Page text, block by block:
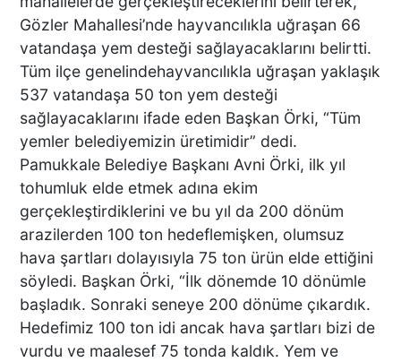
İŞYERLERİNDE ARAMA
YAPILIYOR
KEKİK ÜRETİCİLERİNİN
UMUDU ALTUNTAŞ
BAHARAT ŞENLİKTE DE
YANLARINDAYDI
İKİ KADINA KURŞUN
YAĞDIRAN ŞÜPHELİNİN
KAÇIŞ ANLARI ORTAYA
ÇIKTI
TÜRKİYE BU SÖZLERLE
YIKILDI: "BEBEĞİME SİPER
Gözler Mahallesi’nde hayvancılıkla uğraşan 66
vatandaşa yem desteği sağlayacaklarını belirtti.
Tüm ilçe genelindehayvancılıkla uğraşan yaklaşık
537 vatandaşa 50 ton yem desteği
sağlayacaklarını ifade eden Başkan Örki, “Tüm
yemler belediyemizin üretimidir” dedi.
Pamukkale Belediye Başkanı Avni Örki, ilk yıl
tohumluk elde etmek adına ekim
gerçekleştirdiklerini ve bu yıl da 200 dönüm
arazilerden 100 ton hedeflemişken, olumsuz
hava şartları dolayısıyla 75 ton ürün elde ettiğini
söyledi. Başkan Örki, “İlk dönemde 10 dönümle
başladık. Sonraki seneye 200 dönüme çıkardık.
Hedefimiz 100 ton idi ancak hava şartları bizi de
vurdu ve maalesef 75 tonda kaldık. Yem ve